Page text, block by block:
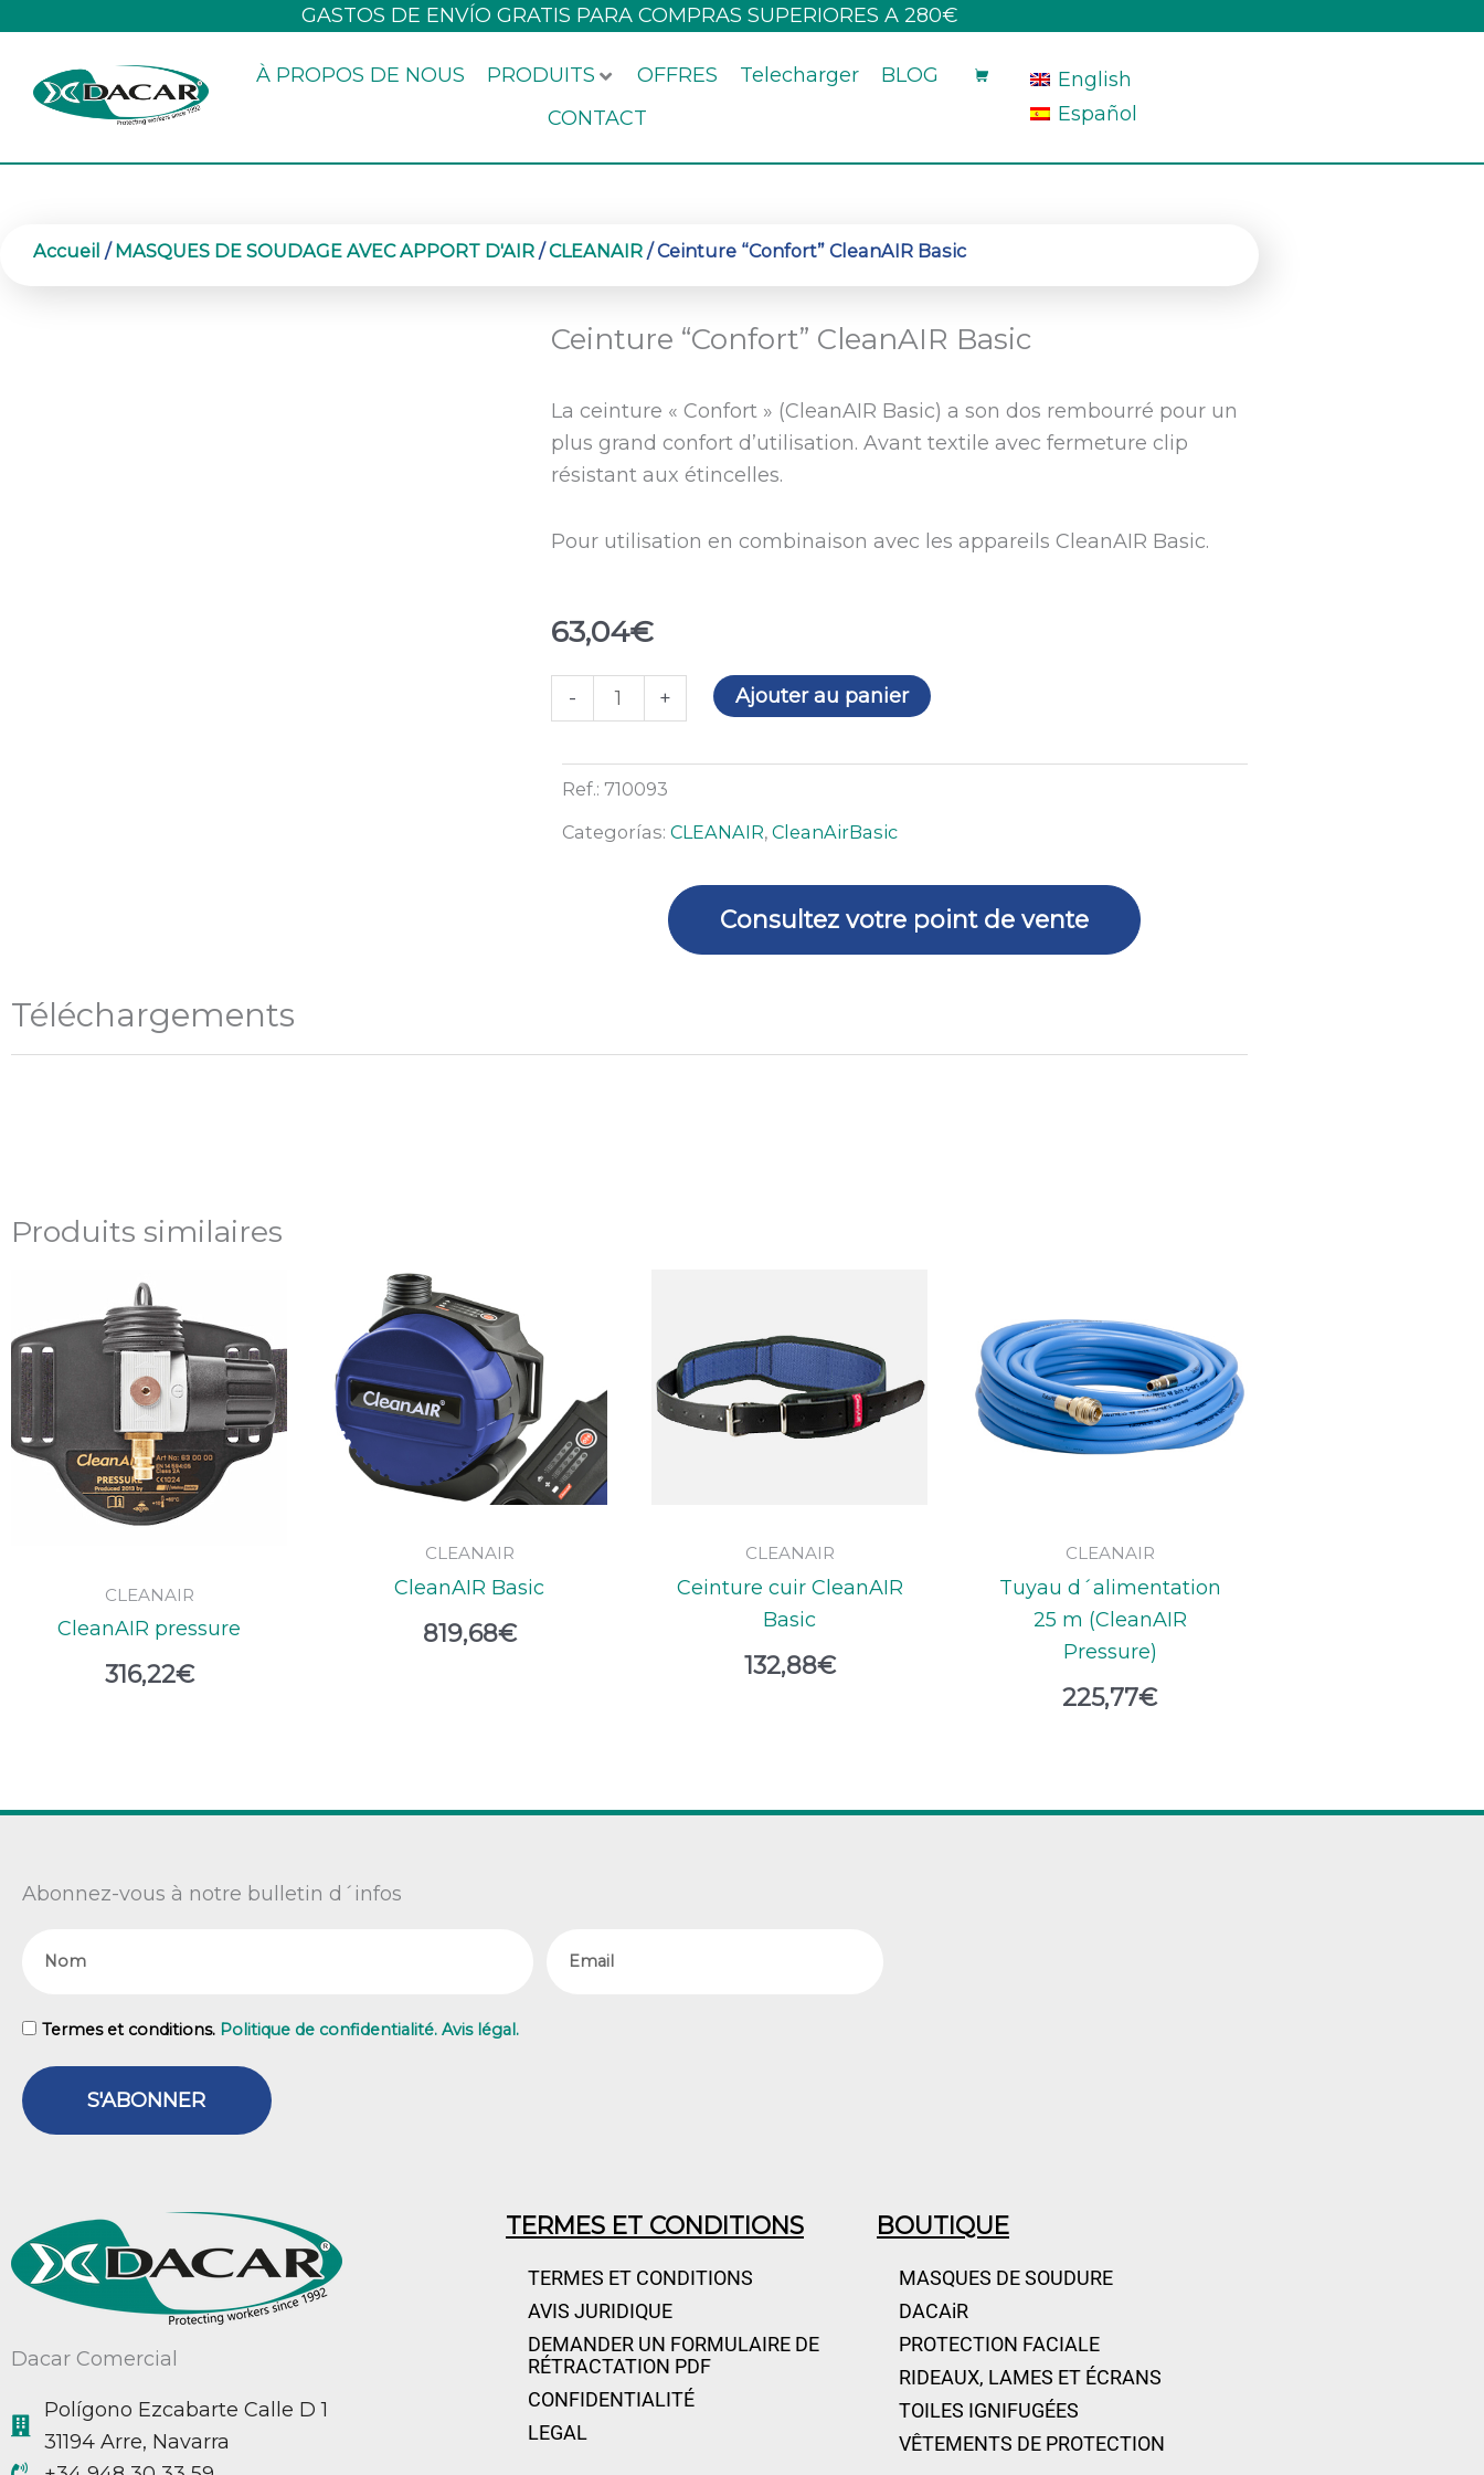
contenu
GASTOS DE ENVÍO GRATIS PARA COMPRAS SUPERIORES A 280€
À PROPOS DE NOUS PRODUITS OFFRES Telecharger
BLOG
CONTACT
English
Español
Accueil /MASQUES DE SOUDAGE AVEC APPORT D'AIR /CLEANAIR / Ceinture “Confort” CleanAIR Basic
Ceinture “Confort” CleanAIR Basic
La ceinture « Confort » (CleanAIR Basic) a son dos rembourré pour un
plus grand confort d’utilisation. Avant textile avec fermeture clip
résistant aux étincelles.
Pour utilisation en combinaison avec les appareils CleanAIR Basic.
63,04€
-
quantité
de
“Confort”
+ Ajouter au panier
Ref.: 710093
Categorías: CLEANAIR, CleanAirBasic
Consultez votre point de vente
Téléchargements
Produits similaires
CLEANAIR
CleanAIR pressure
316,22€
CLEANAIR
CleanAIR Basic
819,68€
CLEANAIR
Ceinture cuir CleanAIR
Basic
132,88€
CLEANAIR
Tuyau d´alimentation
25 m (CleanAIR
Pressure)
225,77€
Abonnez-vous à notre bulletin d´infos
GDPR
Termes et conditions. Politique de confidentialité. Avis légal.
S'ABONNER
Dacar Comercial
Polígono Ezcabarte Calle D 1
31194 Arre, Navarra
TERMES ET CONDITIONS
TERMES ET CONDITIONS
AVIS JURIDIQUE
DEMANDER UN FORMULAIRE DE
RÉTRACTATION PDF
CONFIDENTIALITÉ
LEGAL
BOUTIQUE
MASQUES DE SOUDURE
DACAiR
PROTECTION FACIALE
RIDEAUX, LAMES ET ÉCRANS
TOILES IGNIFUGÉES
VÊTEMENTS DE PROTECTION